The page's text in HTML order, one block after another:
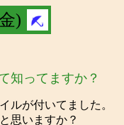
)
知ってますか？
ルが付いてました。
思いますか？